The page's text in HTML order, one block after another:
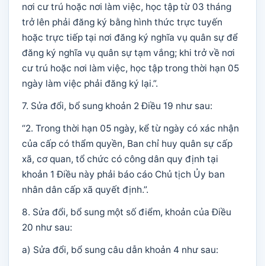
nơi cư trú hoặc nơi làm việc, học tập từ 03 tháng
trở lên phải đăng ký bằng hình thức trực tuyến
hoặc trực tiếp tại nơi đăng ký nghĩa vụ quân sự để
đăng ký nghĩa vụ quân sự tạm vắng; khi trở về nơi
cư trú hoặc nơi làm việc, học tập trong thời hạn 05
ngày làm việc phải đăng ký lại.”.
7. Sửa đổi, bổ sung khoản 2 Điều 19 như sau:
“2. Trong thời hạn 05 ngày, kể từ ngày có xác nhận
của cấp có thẩm quyền, Ban chỉ huy quân sự cấp
xã, cơ quan, tổ chức có công dân quy định tại
khoản 1 Điều này phải báo cáo Chủ tịch Ủy ban
nhân dân cấp xã quyết định.”.
8. Sửa đổi, bổ sung một số điểm, khoản của Điều
20 như sau:
a) Sửa đổi, bổ sung câu dẫn khoản 4 như sau: